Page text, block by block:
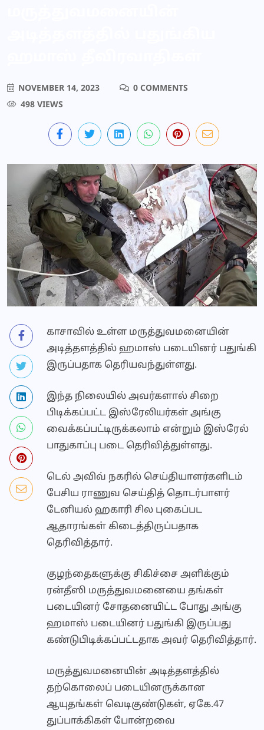
NOVEMBER 14, 2023
0 COMMENTS
498 VIEWS
காசாவில் உள்ள மருத்துவமனையின்
அடித்தளத்தில் ஹமாஸ் படையினர் பதுங்கி
இருப்பதாக தெரியவந்துள்ளது.
இந்த நிலையில் அவர்களால் சிறை
பிடிக்கப்பட்ட இஸ்ரேலியர்கள் அங்கு
வைக்கப்பட்டிருக்கலாம் என்றும் இஸ்ரேல்
பாதுகாப்பு படை தெரிவித்துள்ளது.
டெல் அவிவ் நகரில் செய்தியாளர்களிடம்
பேசிய ராணுவ செய்தித் தொடர்பாளர்
டேனியல் ஹகாரி சில புகைப்பட
ஆதாரங்கள் கிடைத்திருப்பதாக
தெரிவித்தார்.
குழந்தைகளுக்கு சிகிச்சை அளிக்கும்
ரன்தீஸி மருத்துவமனையை தங்கள்
படையினர் சோதனையிட்ட போது அங்கு
ஹமாஸ் படையினர் பதுங்கி இருப்பது
கண்டுபிடிக்கப்பட்டதாக அவர் தெரிவித்தார்.
மருத்துவமனையின் அடித்தளத்தில்
தற்கொலைப் படையினருக்கான
ஆயுதங்கள் வெடிகுண்டுகள், ஏகே.47
துப்பாக்கிகள் போன்றவை